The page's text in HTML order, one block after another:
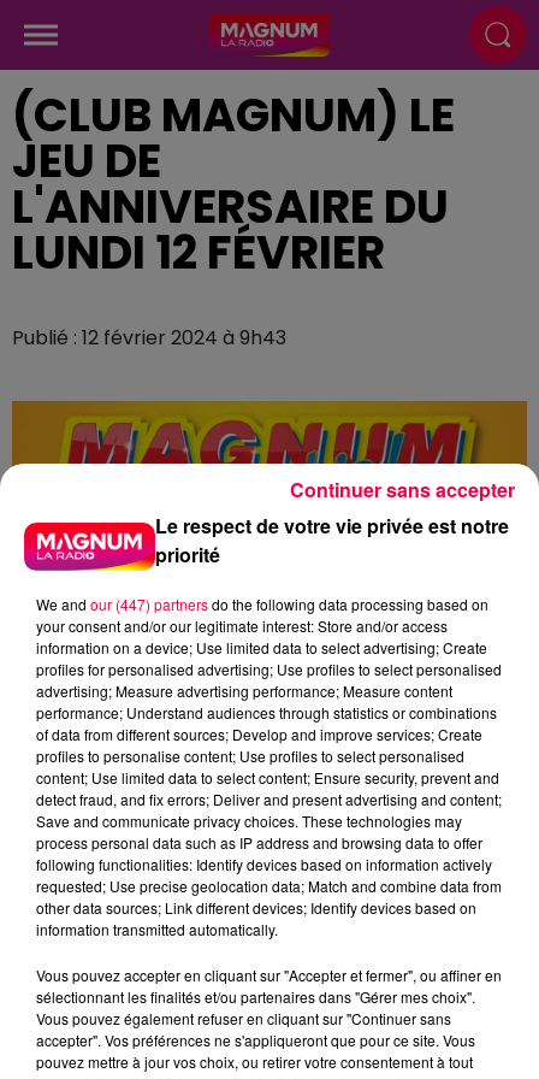
(CLUB MAGNUM) LE
JEU DE
L'ANNIVERSAIRE DU
LUNDI 12 FÉVRIER
Publié : 12 février 2024 à 9h43
12-fevrier.mp3
Le respect de votre vie privée est notre
priorité
We and our (447) partnersdo the following data processing based on
your consent and/or our legitimate interest: Store and/or access
information on a device; Use limited data to select advertising; Create
profiles for personalised advertising; Use profiles to select personalised
advertising; Measure advertising performance; Measure content
performance; Understand audiences through statistics or combinations
of data from different sources; Develop and improve services; Create
profiles to personalise content; Use profiles to select personalised
content; Use limited data to select content; Ensure security, prevent and
detect fraud, and fix errors; Deliver and present advertising and content;
Save and communicate privacy choices. These technologies may
process personal data such as IP address and browsing data to offer
following functionalities: Identify devices based on information actively
requested; Use precise geolocation data; Match and combine data from
other data sources; Link different devices; Identify devices based on
information transmitted automatically.
Vous pouvez accepter en cliquant sur "Accepter et fermer", ou affiner en
sélectionnant les finalités et/ou partenaires dans "Gérer mes choix".
Vous pouvez également refuser en cliquant sur "Continuer sans
accepter". Vos préférences ne s'appliqueront que pour ce site. Vous
pouvez mettre à jour vos choix, ou retirer votre consentement à tout
Continuer sans accepter